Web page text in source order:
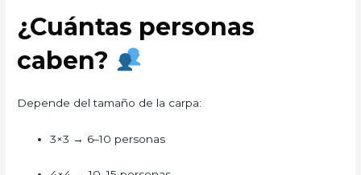
¿Cuántas personas
caben?
Depende del tamaño de la carpa:
3×3 → 6–10 personas